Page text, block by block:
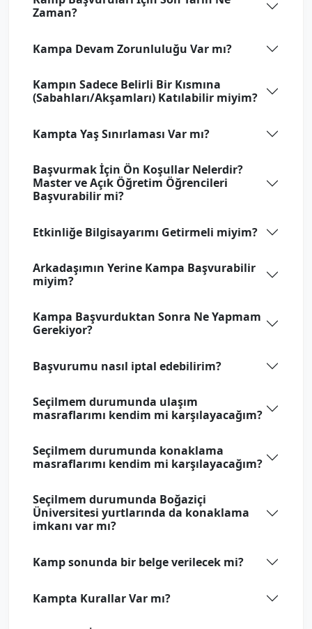
Zaman?
Kampa Devam Zorunluluğu Var mı?
Kampın Sadece Belirli Bir Kısmına
(Sabahları/Akşamları) Katılabilir miyim?
Kampta Yaş Sınırlaması Var mı?
Başvurmak İçin Ön Koşullar Nelerdir?
Master ve Açık Öğretim Öğrencileri
Başvurabilir mi?
Etkinliğe Bilgisayarımı Getirmeli miyim?
Arkadaşımın Yerine Kampa Başvurabilir
miyim?
Kampa Başvurduktan Sonra Ne Yapmam
Gerekiyor?
Başvurumu nasıl iptal edebilirim?
Seçilmem durumunda ulaşım
masraflarımı kendim mi karşılayacağım?
Seçilmem durumunda konaklama
masraflarımı kendim mi karşılayacağım?
Seçilmem durumunda Boğaziçi
Üniversitesi yurtlarında da konaklama
imkanı var mı?
Kamp sonunda bir belge verilecek mi?
Kampta Kurallar Var mı?